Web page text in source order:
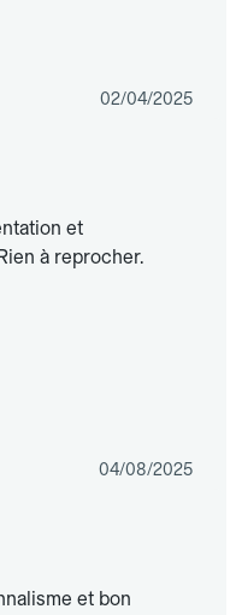
02/04/2025
et
à reprocher.
04/08/2025
et bon